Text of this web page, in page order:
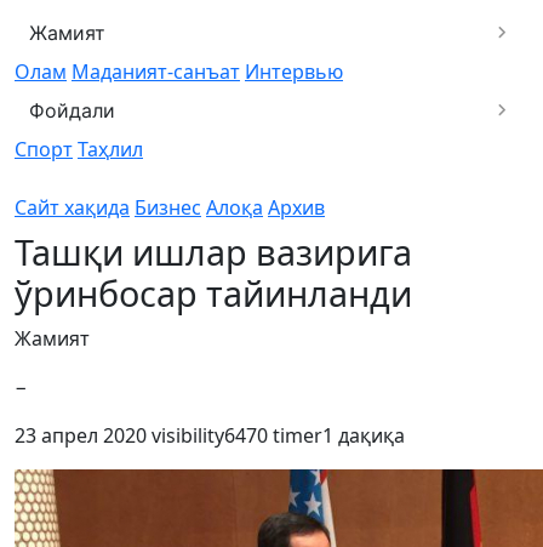
Жамият
Олам Маданият-санъат Интервью
Фойдали
СпортТаҳлил
Сайт хақида Бизнес Алоқа Архив
Ташқи ишлар вазирига
ўринбосар тайинланди
Жамият
−
23 апрел 2020visibility6470timer1 дақиқа